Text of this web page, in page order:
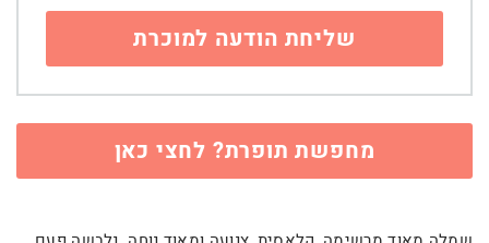
מחפשת תופרת? לחצי כאן